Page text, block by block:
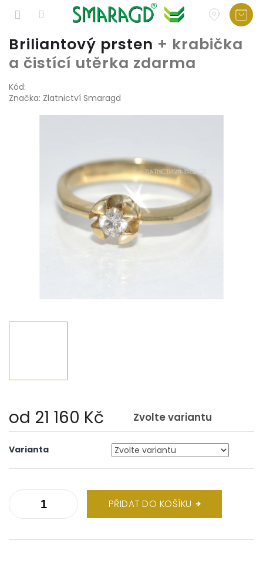
Přejít
obsah
Briliantový prsten + krabička
a čistící utěrka zdarma
Kód:
Značka: Zlatnictví Smaragd
od 21 160 Kč Zvolte variantu
cena:
Varianta
PŘIDAT DO KOŠÍKU